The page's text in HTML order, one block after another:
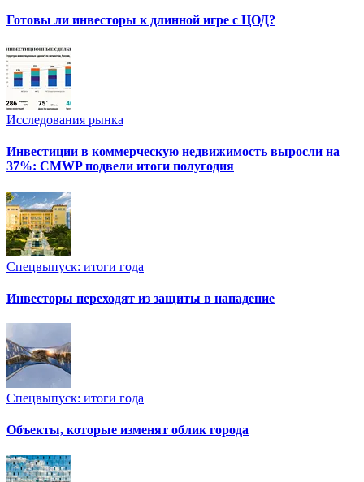
Готовы ли инвесторы к длинной игре с ЦОД?
Исследования рынка
Инвестиции в коммерческую недвижимость выросли на
37%: CMWP подвели итоги полугодия
Спецвыпуск: итоги года
Инвесторы переходят из защиты в нападение
Спецвыпуск: итоги года
Объекты, которые изменят облик города